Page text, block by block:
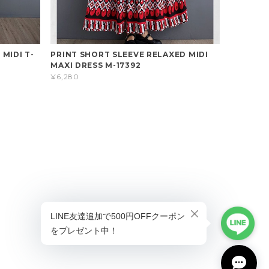
MIDI T-
PRINT SHORT SLEEVE RELAXED MIDI
MAXI DRESS M-17392
¥6,280